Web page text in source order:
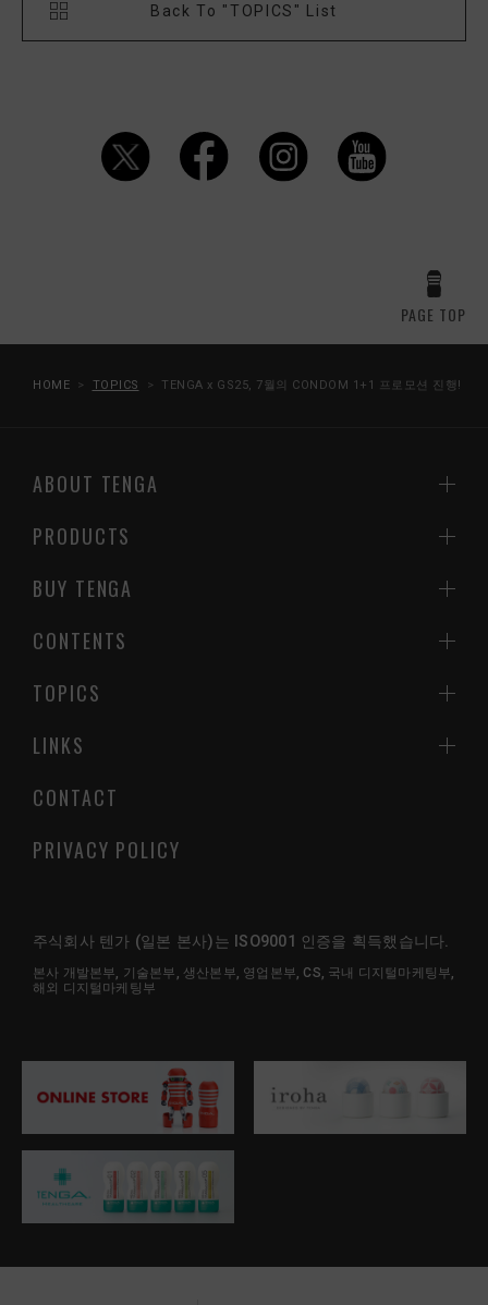
Back To "TOPICS" List
PAGE TOP
HOME TOPICS TENGA x GS25, 7월의 CONDOM 1+1 프로모션 진행!
ABOUT TENGA
PRODUCTS
BUY TENGA
CONTENTS
CONTACT
PRIVACY POLICY
TOPICS
LINKS
주식회사 텐가 (일본 본사)는 ISO9001 인증을 획득했습니다.
본사 개발본부, 기술본부, 생산본부, 영업본부, CS, 국내 디지털마케팅부,
해외 디지털마케팅부